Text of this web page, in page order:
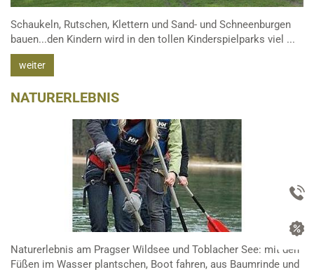
Schaukeln, Rutschen, Klettern und Sand- und Schneenburgen
bauen...den Kindern wird in den tollen Kinderspielparks viel ...
weiter
NATURERLEBNIS
Naturerlebnis am Pragser Wildsee und Toblacher See: mit den
Füßen im Wasser plantschen, Boot fahren, aus Baumrinde und